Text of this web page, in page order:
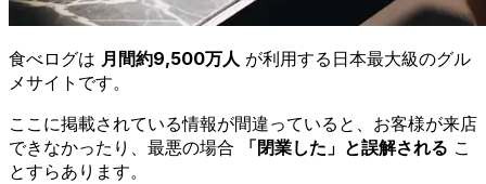
食べログは 月間約9,500万人 が利用する日本最大級のグル
メサイトです。
ここに掲載されている情報が間違っていると、お客様が来店
できなかったり、最悪の場合
「閉業した」と誤解される こ
とすらあります。